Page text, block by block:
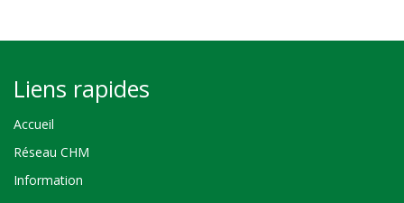
Liens rapides
Accueil
Réseau CHM
Information